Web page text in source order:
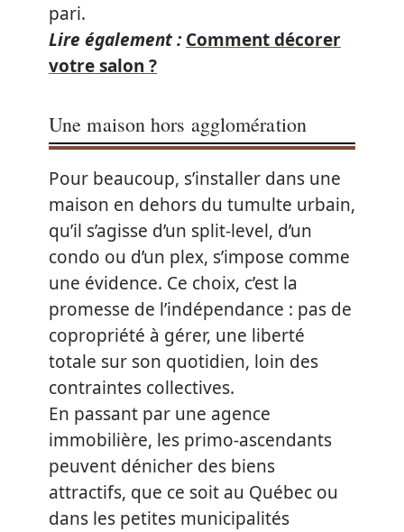
pari.
Lire également : Comment décorer
votre salon ?
Une maison hors agglomération
Pour beaucoup, s’installer dans une
maison en dehors du tumulte urbain,
qu’il s’agisse d’un split-level, d’un
condo ou d’un plex, s’impose comme
une évidence. Ce choix, c’est la
promesse de l’indépendance : pas de
copropriété à gérer, une liberté
totale sur son quotidien, loin des
contraintes collectives.
En passant par une agence
immobilière, les primo-ascendants
peuvent dénicher des biens
attractifs, que ce soit au Québec ou
dans les petites municipalités